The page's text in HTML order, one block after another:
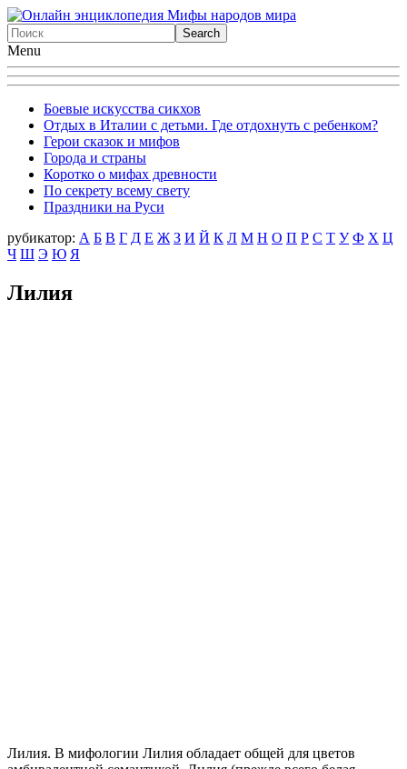
Menu
Боевые искусства сикхов
Отдых в Италии с детьми. Где отдохнуть с ребенком?
Герои сказок и мифов
Города и страны
Коротко о мифах древности
По секрету всему свету
Праздники на Руси
рубикатор: А Б В Г Д Е Ж З И Й К Л М Н О П Р С Т У Ф X Ц
Ч Ш Э Ю Я
Лилия
Лилия. В мифологии Лилия обладает общей для цветов